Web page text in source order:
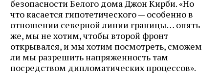
безопасности Белого дома Джон Кирби. «Но
что касается гипотетического — особенно в
отношении северной линии границы… опять
же, мы не хотим, чтобы второй фронт
открывался, и мы хотим посмотреть, сможем
ли мы разрешить напряженность там
посредством дипломатических процессов».